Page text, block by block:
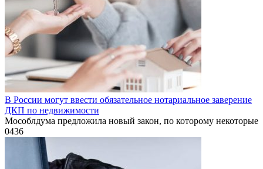
В России могут ввести обязательное нотариальное заверение
ДКП по недвижимости
Мособлдума предложила новый закон, по которому некоторые
0436